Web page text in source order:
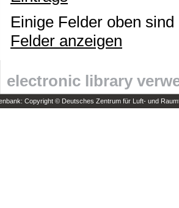
Einige Felder oben
Felder anzeigen
electronic library
Copyright © Deutsches Zentrum für Luft- und